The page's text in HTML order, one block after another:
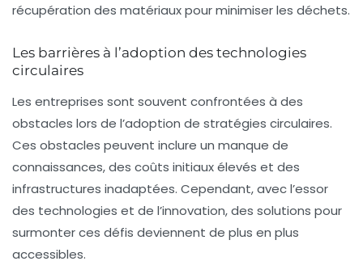
récupération des matériaux pour minimiser les déchets.
Les barrières à l’adoption des technologies
circulaires
Les entreprises sont souvent confrontées à des
obstacles lors de l’adoption de stratégies circulaires.
Ces obstacles peuvent inclure un manque de
connaissances, des coûts initiaux élevés et des
infrastructures inadaptées. Cependant, avec l’essor
des technologies et de l’innovation, des solutions pour
surmonter ces défis deviennent de plus en plus
accessibles.